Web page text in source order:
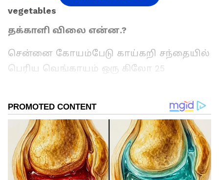
vegetables
தக்காளி விலை என்ன.?
சென்னை கோயம்பேடு காய்கறி சந்தையில்
பெரிய வெங்காயம் ஒரு கிலோ 25
25க்கும்,பச்சை மிளகாய் ஒரு கிலோ 25
ரூபாய்க்கும், பீட்ரூட் ஒரு கிலோ 40
ரூபாய்க்கும், உருளைக்கிழங்கு ஒரு கிலோ
30 ரூபாய்க்கும் விற்பனை
செய்யப்படுகிறது.